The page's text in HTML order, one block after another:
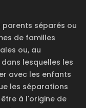
parents séparés ou
de familles
ou, au
lesquelles les
avec les enfants
les séparations
à l'origine de